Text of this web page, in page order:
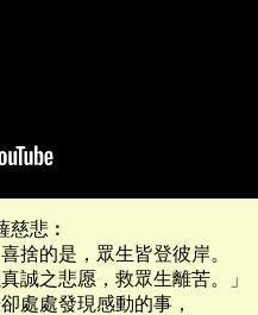
慈悲︰
捨的是，眾生皆登彼岸。
誠之悲愿，救眾生離苦。」
處處發現感動的事，